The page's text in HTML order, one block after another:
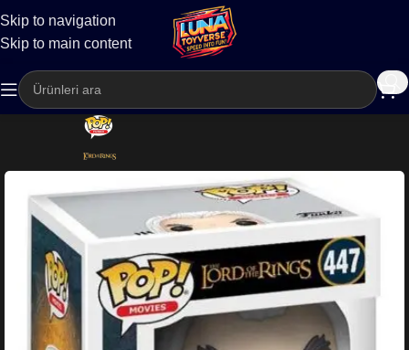
Skip to navigation
Skip to main content
Kargo